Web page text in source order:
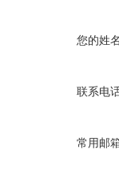
您的姓
联系电
常用邮